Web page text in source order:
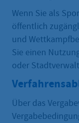
Wenn Sie als
öffentlich
und
Sie einen
oder
Über das